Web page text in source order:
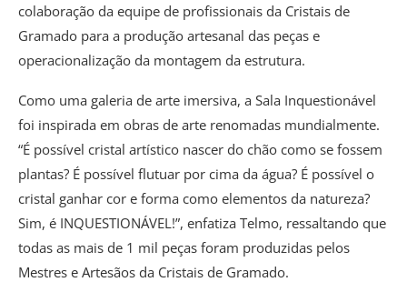
colaboração da equipe de profissionais da Cristais de
Gramado para a produção artesanal das peças e
operacionalização da montagem da estrutura.
Como uma galeria de arte imersiva, a Sala Inquestionável
foi inspirada em obras de arte renomadas mundialmente.
“É possível cristal artístico nascer do chão como se fossem
plantas? É possível flutuar por cima da água? É possível o
cristal ganhar cor e forma como elementos da natureza?
Sim, é INQUESTIONÁVEL!”, enfatiza Telmo, ressaltando que
todas as mais de 1 mil peças foram produzidas pelos
Mestres e Artesãos da Cristais de Gramado.